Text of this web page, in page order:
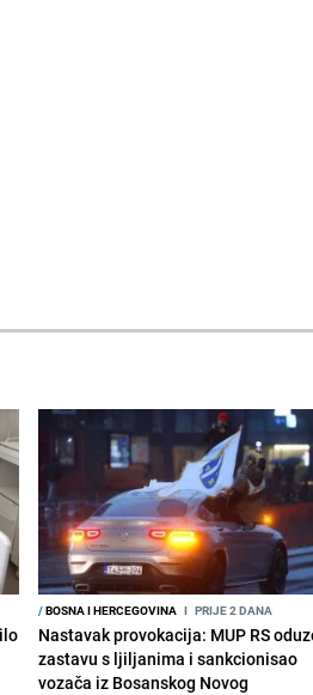
/BOSNA I HERCEGOVINA I PRIJE 2 DANA
Nastavak provokacija: MUP RS
zastavu s ljiljanima i sankcionisao
vozača iz Bosanskog Novog